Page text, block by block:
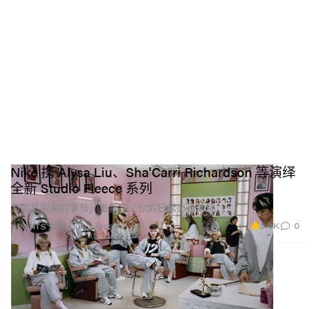
SPORTS 运动
Nike 携 Alysa Liu、Sha'Carri Richardson 等演绎
全新 Studio Fleece 系列
为即将到来的季节，重新定义你的日常必备单品。
Jul 30, 2026 3.0K 0